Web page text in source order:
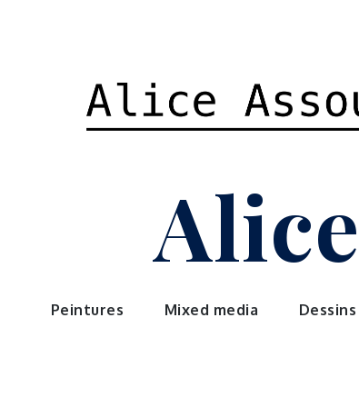
Alice
Peintures Mixed media Dessins